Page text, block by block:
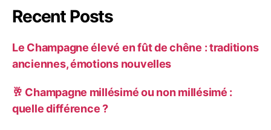
Recent Posts
Le Champagne élevé en fût de chêne : traditions
anciennes, émotions nouvelles
🥂 Champagne millésimé ou non millésimé :
quelle différence ?